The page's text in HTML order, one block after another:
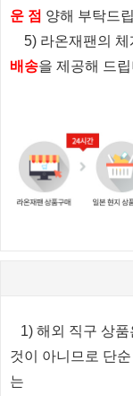
운 점 양해 부탁드
5) 라온재팬의 체
배송을 제공해 드
1) 해외 직구 상
것이 아니므로 단
는